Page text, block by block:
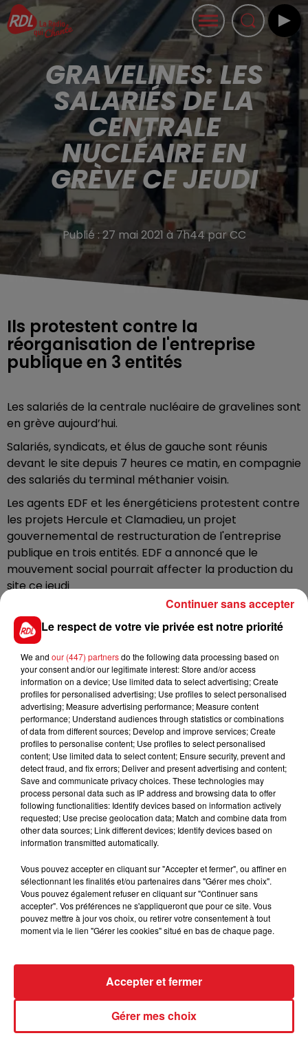
GRAVELINES: LES
SALARIÉS DE LA
CENTRALE
NUCLÉAIRE EN
GRÈVE CE JEUDI
Publié : 27 mai 2021 à 7h44 par CC
Ils protestent contre la
réorganisation de l'entreprise
publique en 3 entités
Les salariés de la centrale nucléaire de gravelines sont
en grève aujourd’hui.
Salariés, syndicats, et élus de gauche sont réunis
devant le site depuis 7 heures ce matin, en compagnie
des salariés du terminal méthanier voisin.
Les agents EDF et les énergéticiens protestent contre
les projets Hercule et Clamadieu, un projet
gouvernemental de restructuration de l'entreprise
publique en trois entités. EDF a annoncé que le
mouvement social pourrait affecter la production du
site ce jeudi
Un mouvement local, avant une mobilisation
nationale, le 22 juin prochain.
FIL D'ACTUS
15 juillet 2026
BÉTHUNE: ENQUÊTE POUR HOMICIDE
Selon les premiers éléments, le logement servait
à des prostituées
13 juillet 2026
WINGLES: UN JEUNE PERD LA VIE, NOYÉ À
LA BASE DE LOISIRS
Le respect de votre vie privée est notre priorité
We and our (447) partnersdo the following data processing based on
your consent and/or our legitimate interest: Store and/or access
information on a device; Use limited data to select advertising; Create
profiles for personalised advertising; Use profiles to select personalised
advertising; Measure advertising performance; Measure content
performance; Understand audiences through statistics or combinations
of data from different sources; Develop and improve services; Create
profiles to personalise content; Use profiles to select personalised
content; Use limited data to select content; Ensure security, prevent and
detect fraud, and fix errors; Deliver and present advertising and content;
Save and communicate privacy choices. These technologies may
process personal data such as IP address and browsing data to offer
following functionalities: Identify devices based on information actively
requested; Use precise geolocation data; Match and combine data from
other data sources; Link different devices; Identify devices based on
information transmitted automatically.
Vous pouvez accepter en cliquant sur "Accepter et fermer", ou affiner en
sélectionnant les finalités et/ou partenaires dans "Gérer mes choix".
Vous pouvez également refuser en cliquant sur "Continuer sans
accepter". Vos préférences ne s'appliqueront que pour ce site. Vous
pouvez mettre à jour vos choix, ou retirer votre consentement à tout
moment via le lien "Gérer les cookies" situé en bas de chaque page.
Gérer mes choix
Accepter et fermer
Continuer sans accepter